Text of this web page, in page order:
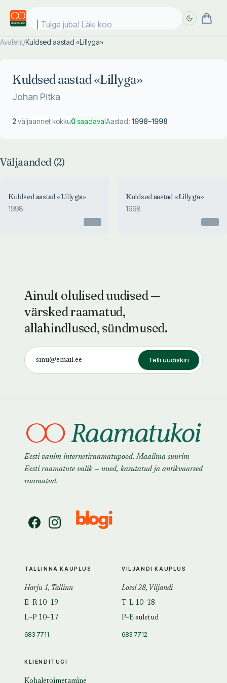
Tulge juba! Läki kool
Avaleht/Kuldsed aastad «Lillyga»
Kuldsed aastad «Lillyga»
Johan Pitka
2väljaannet kokku0saadavalAastad: 1998–1998
Väljaanded (2)
Kuldsed aastad «Lillyga»
1998
Kuldsed aastad «Lillyga»
1998
Ainult olulised uudised —
värsked raamatud,
allahindlused, sündmused.
Telli uudiskiri
Eesti vanim internetiraamatupood. Maailma suurim
Eesti raamatute valik — uued, kasutatud ja antikvaarsed
raamatud.
KLIENDITUGI
TALLINNA KAUPLUS
Harju 1, Tallinn
E–R 10–19
L–P 10–17
683 7711
VILJANDI KAUPLUS
Lossi 28, Viljandi
T–L 10–18
P–E suletud
683 7712